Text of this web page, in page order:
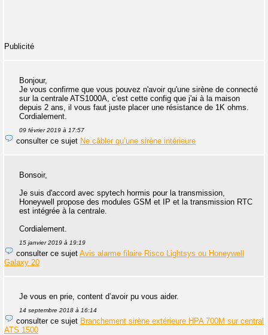
Publicité
Bonjour,
Je vous confirme que vous pouvez n'avoir qu'une sirène de connecté
sur la centrale ATS1000A, c'est cette config que j'ai à la maison
depuis 2 ans, il vous faut juste placer une résistance de 1K ohms.
Cordialement.
09 février 2019 à 17:57
consulter ce sujet Ne câbler qu’une sirène intérieure
Bonsoir,
Je suis d'accord avec spytech hormis pour la transmission,
Honeywell propose des modules GSM et IP et la transmission RTC
est intégrée à la centrale.
Cordialement.
15 janvier 2019 à 19:19
consulter ce sujet Avis alarme filaire Risco Lightsys ou Honeywell
Galaxy 20
Je vous en prie, content d’avoir pu vous aider.
14 septembre 2018 à 16:14
consulter ce sujet Branchement sirène extérieure HPA 700M sur central
ATS 1500